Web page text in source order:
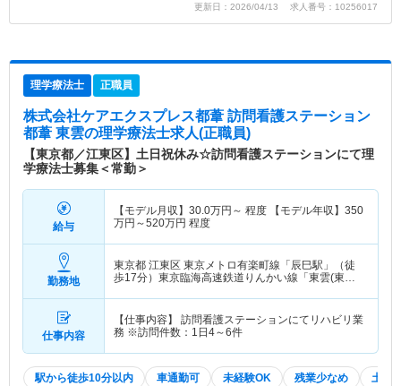
更新日：2026/04/13 求人番号：10256017
理学療法士 正職員
株式会社ケアエクスプレス都葦 訪問看護ステーション
都葦 東雲の理学療法士求人(正職員)
【東京都／江東区】土日祝休み☆訪問看護ステーションにて理
学療法士募集＜常勤＞
給与
【モデル月収】 30.0万円～ 程度 【モデル年収】 350
万円～520万円 程度
勤務地
東京都 江東区 東京メトロ有楽町線「辰巳駅」（徒
歩17分）東京臨海高速鉄道りんかい線「東雲(東京)
仕事内容
【仕事内容】 訪問看護ステーションにてリハビリ業
務 ※訪問件数：1日4～6件
駅から徒歩10分以内 車通勤可 未経験OK 残業少なめ 土日